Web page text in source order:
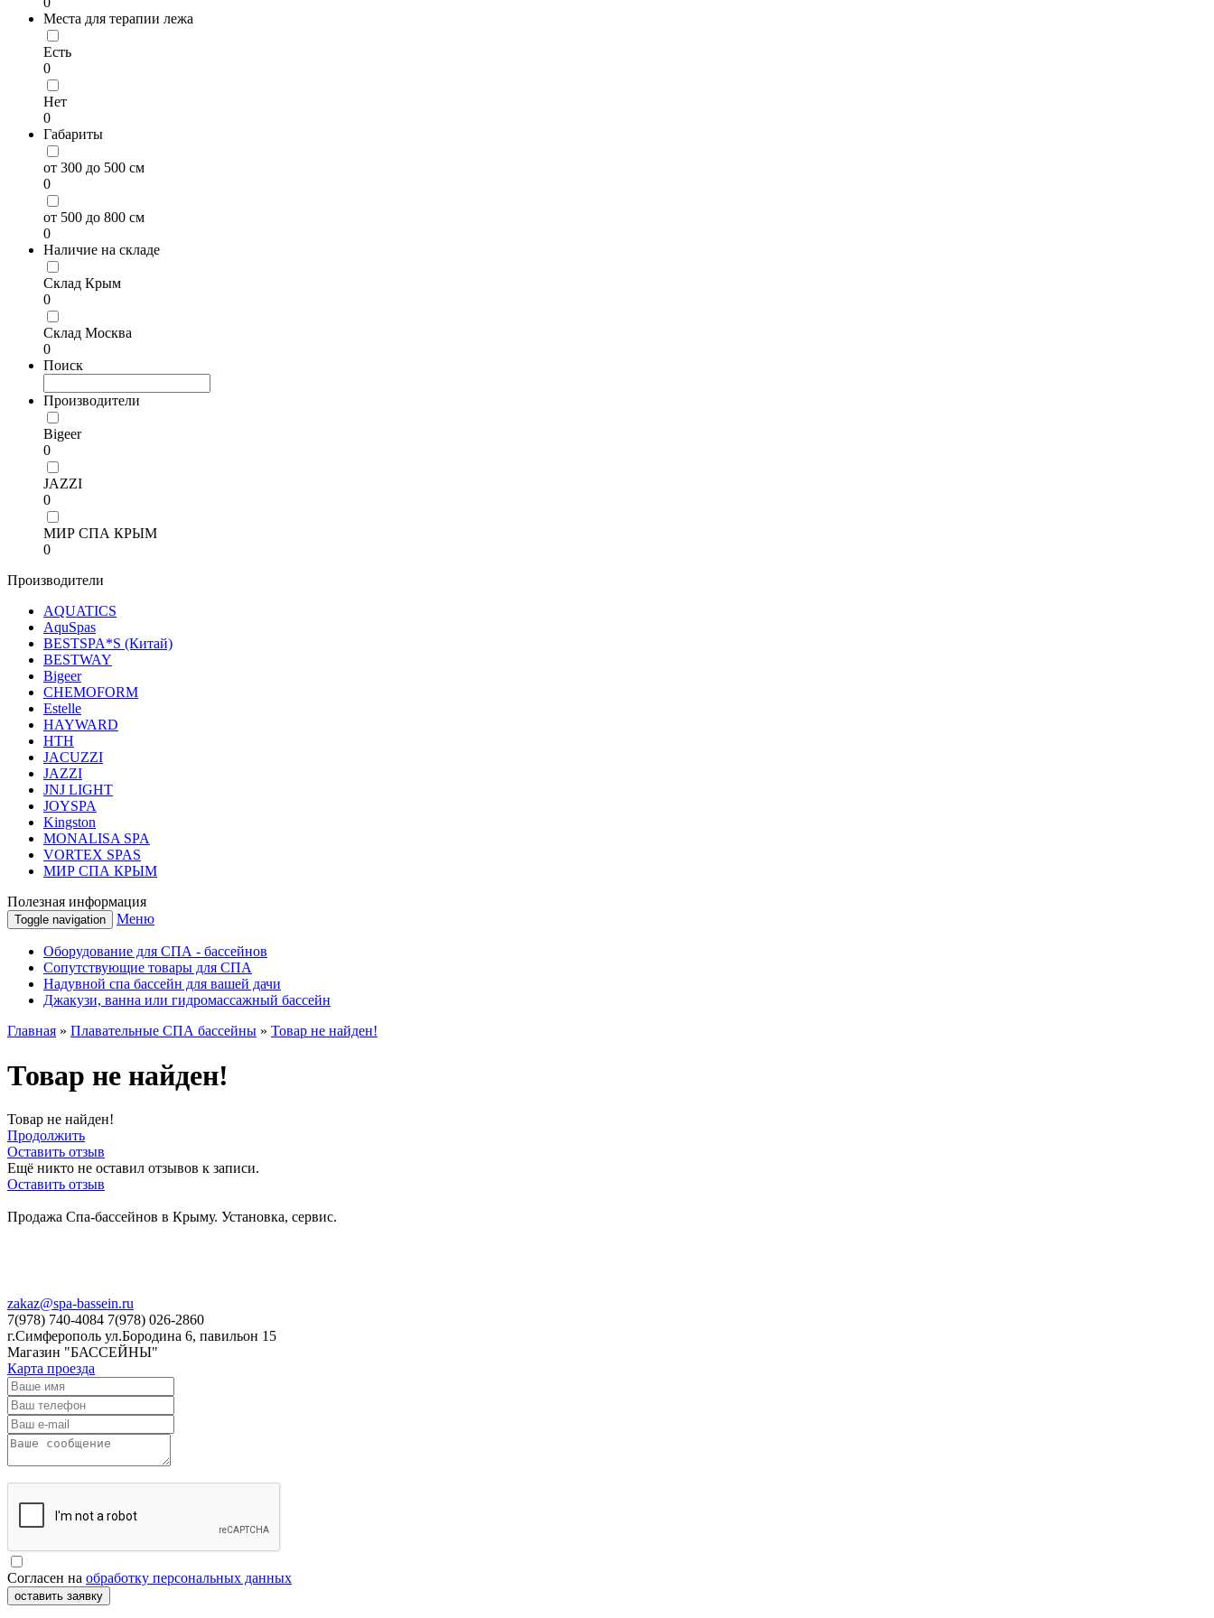
Места для терапии лежа
Есть
0
Нет
0
Габариты
от 300 до 500 см
0
от 500 до 800 см
0
Наличие на складе
Склад Крым
0
Склад Москва
0
Поиск
Производители
Bigeer
0
JAZZI
0
МИР СПА КРЫМ
0
Производители
AQUATICS
AquSpas
BESTSPA*S (Китай)
BESTWAY
Bigeer
CHEMOFORM
Estelle
HAYWARD
HТН
JACUZZI
JAZZI
JNJ LIGHT
JOYSPA
Kingston
MONALISA SPA
VORTEX SPAS
МИР СПА КРЫМ
Полезная информация
Toggle navigation Меню
Оборудование для СПА - бассейнов
Сопутствующие товары для СПА
Надувной спа бассейн для вашей дачи
Джакузи, ванна или гидромассажный бассейн
Главная » Плавательные СПА бассейны » Товар не найден!
Товар не найден!
Товар не найден!
Продолжить
Оставить отзыв
Ещё никто не оставил отзывов к записи.
Оставить отзыв
Продажа Спа-бассейнов в Крыму. Установка, сервис.
zakaz@spa-bassein.ru
7(978) 740-4084 7(978) 026-2860
г.Симферополь ул.Бородина 6, павильон 15
Магазин "БАССЕЙНЫ"
Карта проезда
Согласен на обработку персональных данных